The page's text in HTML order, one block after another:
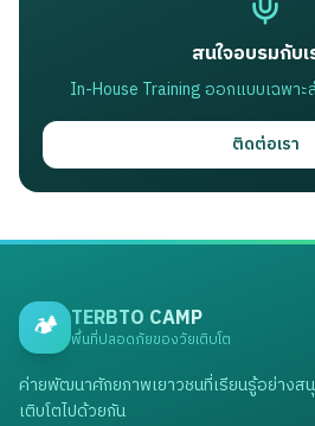
สนใจอบรมกับเ
In-House Training ออกแบบเฉพ
ติดต่อเรา
🏕️ TERBTO CAMP
พื้นที่ปลอดภัยของวัยเติบโต
ค่ายพัฒนาศักยภาพเยาวชนที่เรียนรู้อย่างส
เติบโตไปด้วยกัน